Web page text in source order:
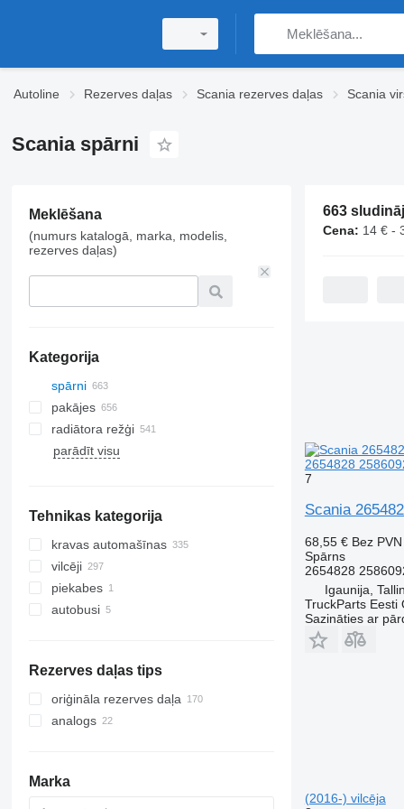
Autoline Rezerves daļas Scania rezerves daļas Scania
Scania spārni
Meklēšana
(numurs katalogā, marka, modelis,
rezerves daļas)
Kategorija
spārni
pakājes
radiātora režģi
parādīt visu
Tehnikas kategorija
kravas automašīnas
vilcēji
piekabes
autobusi
Rezerves daļas tips
oriģināla rezerves daļa
analogs
Marka
Cena: 14 € -
2654828
7
Scania
68,55 € Bez PVN
Spārns
2654828
Igaunija,
TruckParts Eesti
Sazināties ar
(2016-) vilcēja